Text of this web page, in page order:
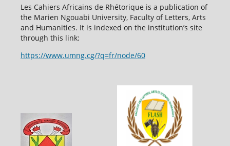
Les Cahiers Africains de Rhétorique is a publication of
the Marien Ngouabi University, Faculty of Letters, Arts
and Humanities. It is indexed on the institution’s site
through this link:
https://www.umng.cg/?q=fr/node/60